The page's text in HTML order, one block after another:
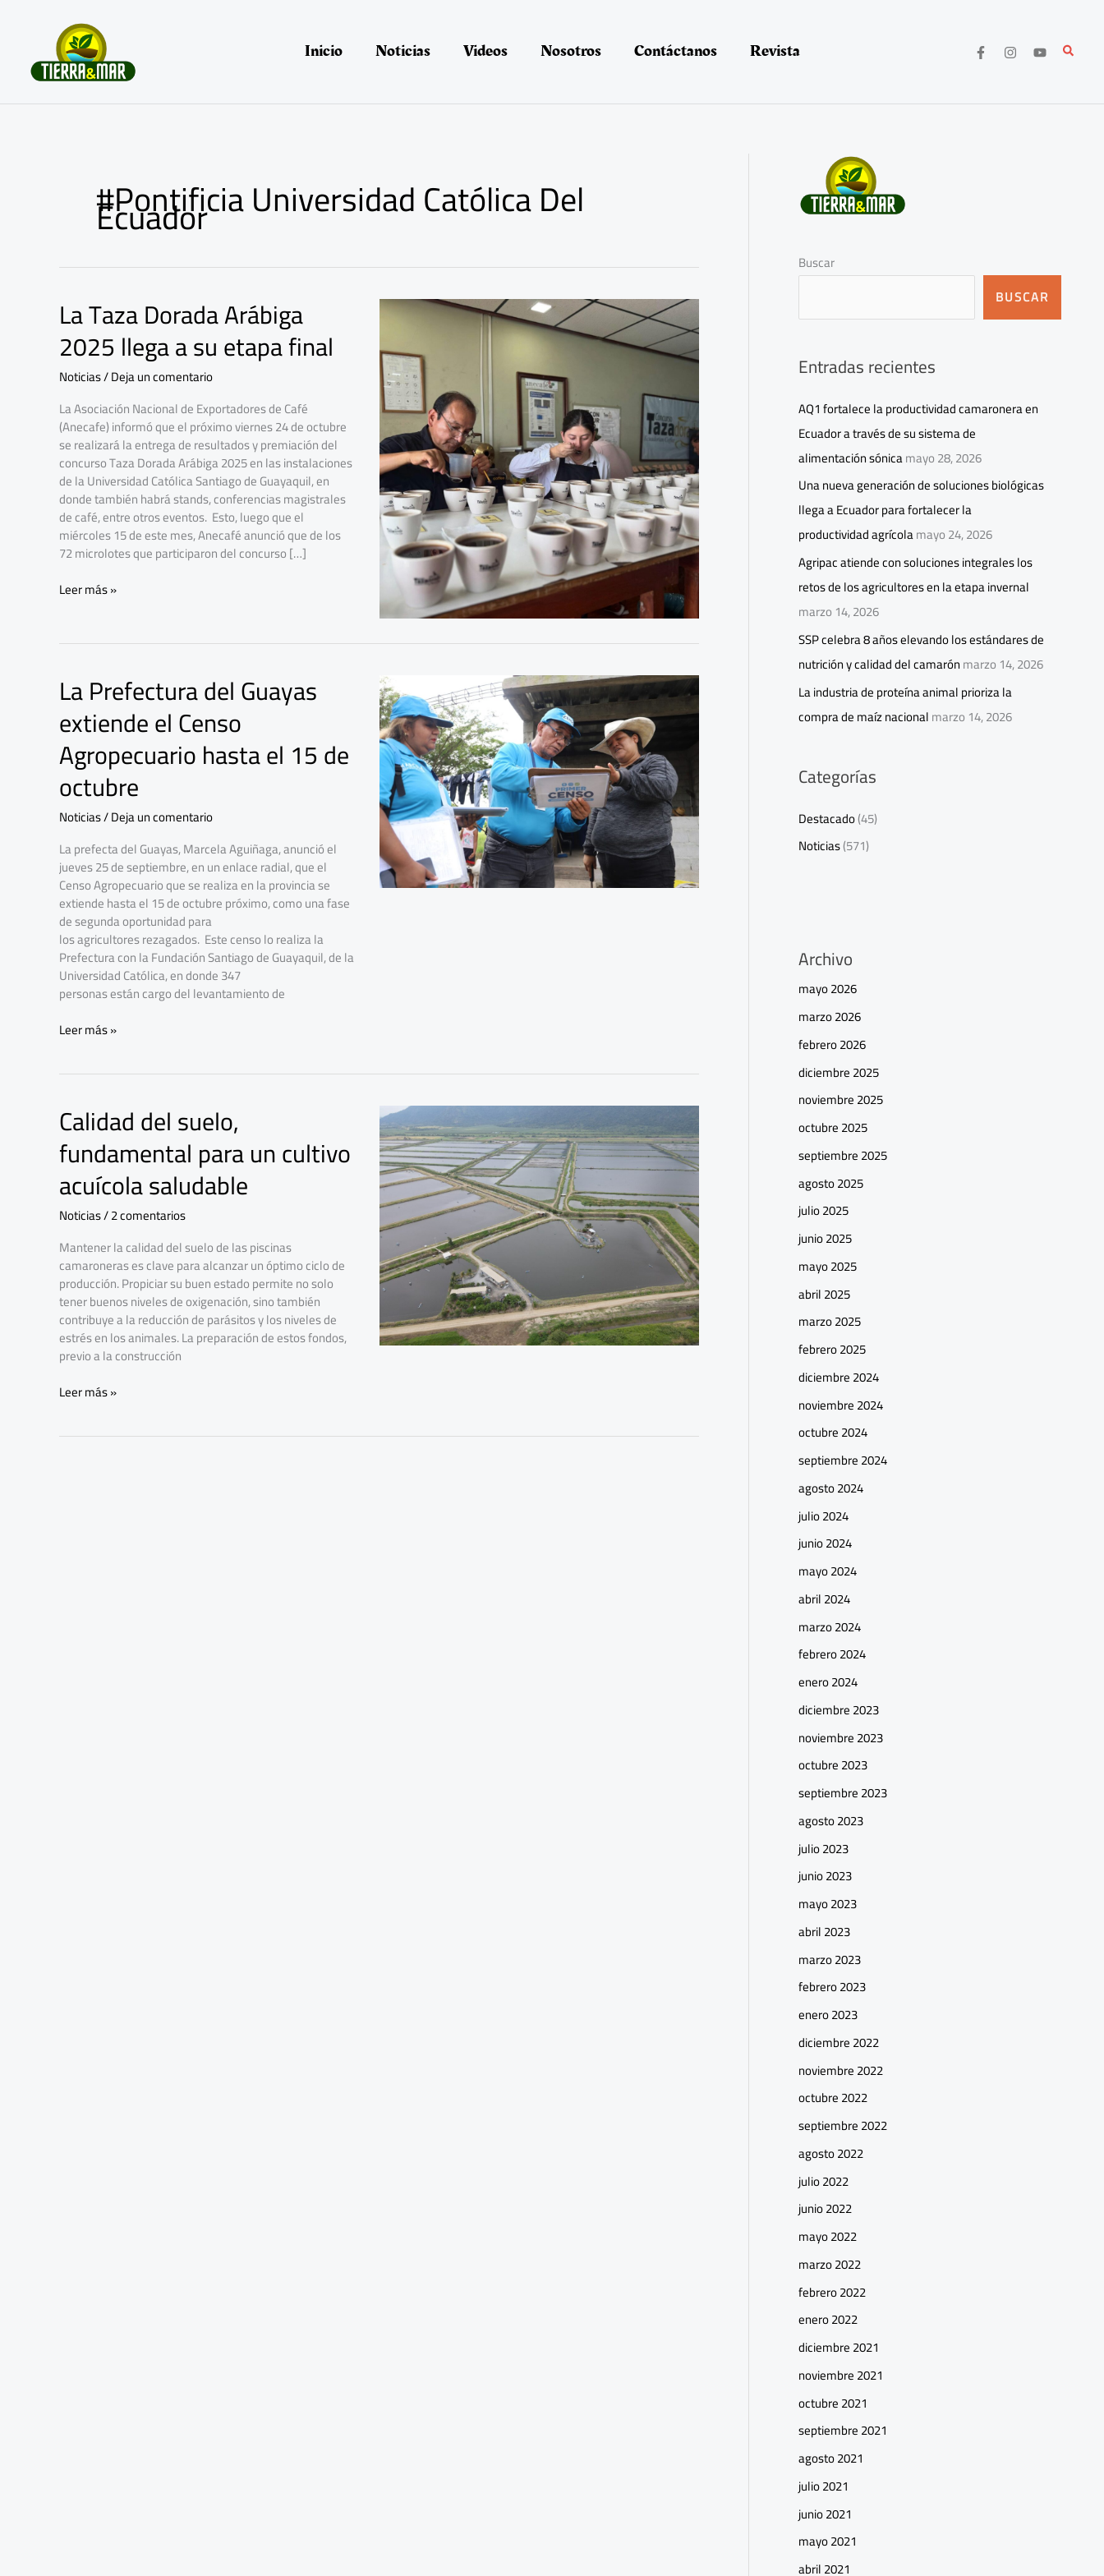
Inicio Noticias Videos Nosotros Contáctanos Revista Buscar
#Pontificia Universidad Católica Del
Ecuador
La Taza Dorada Arábiga
2025 llega a su etapa final
Noticias/Deja un comentario
La Asociación Nacional de Exportadores de Café
(Anecafe) informó que el próximo viernes 24 de octubre
se realizará la entrega de resultados y premiación del
concurso Taza Dorada Arábiga 2025 en las instalaciones
de la Universidad Católica Santiago de Guayaquil, en
donde también habrá stands, conferencias magistrales
de café, entre otros eventos. Esto, luego que el
miércoles 15 de este mes, Anecafé anunció que de los
72 microlotes que participaron del concurso […]
La
Taza
Dorada
Arábiga
2025 llega a
Leer más »
La Prefectura del Guayas
extiende el Censo
Agropecuario hasta el 15 de
octubre
Noticias/Deja un comentario
La prefecta del Guayas, Marcela Aguiñaga, anunció el
jueves 25 de septiembre, en un enlace radial, que el
Censo Agropecuario que se realiza en la provincia se
extiende hasta el 15 de octubre próximo, como una fase
de segunda oportunidad para
los agricultores rezagados. Este censo lo realiza la
Prefectura con la Fundación Santiago de Guayaquil, de la
Universidad Católica, en donde 347
personas están cargo del levantamiento de
La
Prefectura
del
Guayas
extiende el Censo
Agropecuario
hasta
el
15
de
octubre
Leer más »
Calidad del suelo,
fundamental para un cultivo
acuícola saludable
Noticias/2 comentarios
Mantener la calidad del suelo de las piscinas
camaroneras es clave para alcanzar un óptimo ciclo de
producción. Propiciar su buen estado permite no solo
tener buenos niveles de oxigenación, sino también
contribuye a la reducción de parásitos y los niveles de
estrés en los animales. La preparación de estos fondos,
previo a la construcción
Calidad
del
suelo,
fundamental
para
un
cultivo
acuícola
saludable
Leer más »
Buscar
BUSCAR
Entradas recientes
AQ1 fortalece la productividad camaronera en
Ecuador a través de su sistema de
alimentación sónicamayo 28, 2026
Una nueva generación de soluciones biológicas
llega a Ecuador para fortalecer la
productividad agrícolamayo 24, 2026
Agripac atiende con soluciones integrales los
retos de los agricultores en la etapa invernal
marzo 14, 2026
SSP celebra 8 años elevando los estándares de
nutrición y calidad del camarónmarzo 14, 2026
La industria de proteína animal prioriza la
compra de maíz nacionalmarzo 14, 2026
Categorías
Destacado(45)
Noticias(571)
Archivo
mayo 2026
marzo 2026
febrero 2026
diciembre 2025
noviembre 2025
octubre 2025
septiembre 2025
agosto 2025
julio 2025
junio 2025
mayo 2025
abril 2025
marzo 2025
febrero 2025
diciembre 2024
noviembre 2024
octubre 2024
septiembre 2024
agosto 2024
julio 2024
junio 2024
mayo 2024
abril 2024
marzo 2024
febrero 2024
enero 2024
diciembre 2023
noviembre 2023
octubre 2023
septiembre 2023
agosto 2023
julio 2023
junio 2023
mayo 2023
abril 2023
marzo 2023
febrero 2023
enero 2023
diciembre 2022
noviembre 2022
octubre 2022
septiembre 2022
agosto 2022
julio 2022
junio 2022
mayo 2022
marzo 2022
febrero 2022
enero 2022
diciembre 2021
noviembre 2021
octubre 2021
septiembre 2021
agosto 2021
julio 2021
junio 2021
mayo 2021
abril 2021